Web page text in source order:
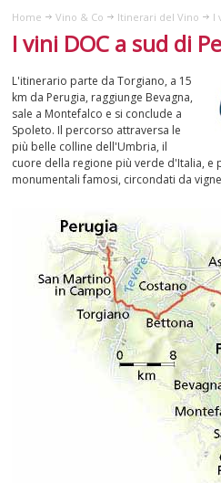
BIANCHI
SPUMANTI
DESSERT
REGALI
CLUBWINESHOP.IT
IL TUO VINO
Home Vino & Co Itinerari del Vino I
I vini DOC a sud di
L'itinerario parte da Torgiano, a 15
km da Perugia, raggiunge Bevagna,
sale a Montefalco e si conclude a
Spoleto. Il percorso attraversa le
più belle colline dell'Umbria, il
cuore della regione più verde d'Italia, e
monumentali famosi, circondati da